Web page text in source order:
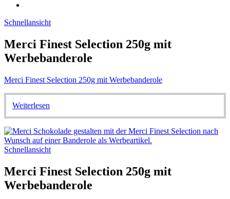
Schnellansicht
Merci Finest Selection 250g mit
Werbebanderole
Merci Finest Selection 250g mit Werbebanderole
Weiterlesen
Schnellansicht
Merci Finest Selection 250g mit
Werbebanderole